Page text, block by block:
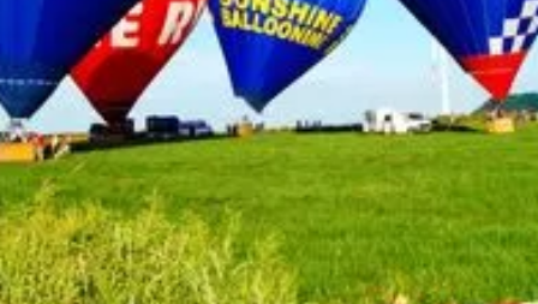
Sicherheit bei Ihrer
Ballonfahrt – Gut
vorbereitet in die Luft
Sicherheit steht bei Sunshine Ballooning an erster
Stelle. Jede Ballonfahrt findet nur bei stabiler
Wetterlage statt. Unsere Piloten prüfen Wind und
Sicht vor jedem Start über das Flugwetteramt.
Wichtige Hinweise:
Ab 6 Jahren und mindestens 120 cm Körpergröße